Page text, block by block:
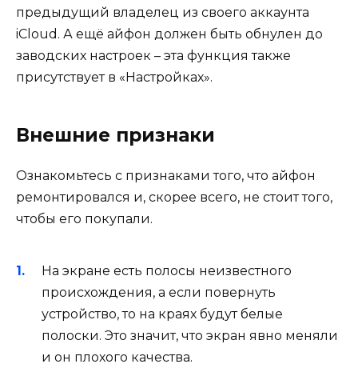
предыдущий владелец из своего аккаунта
iCloud. А ещё айфон должен быть обнулен до
заводских настроек – эта функция также
присутствует в «Настройках».
Внешние признаки
Ознакомьтесь с признаками того, что айфон
ремонтировался и, скорее всего, не стоит того,
чтобы его покупали.
На экране есть полосы неизвестного
происхождения, а если повернуть
устройство, то на краях будут белые
полоски. Это значит, что экран явно меняли
и он плохого качества.